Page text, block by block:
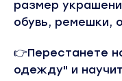
размер
обувь, ремешки,
👉Перестанете
одежду" и